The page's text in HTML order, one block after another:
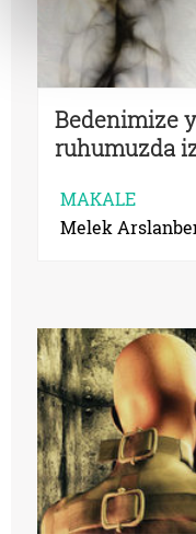
Bedenimize
ruhumuzda
MAKALE
Melek